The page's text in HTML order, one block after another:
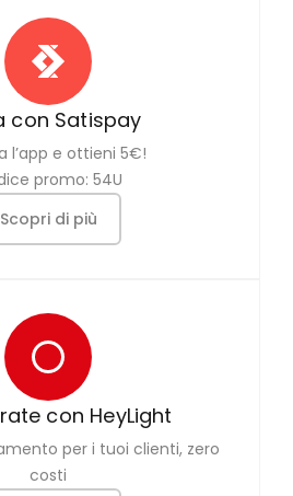
con Satispay
l’app e ottieni 5€!
promo: 54U
Scopri di più
con HeyLight
per i tuoi clienti, zero
costi